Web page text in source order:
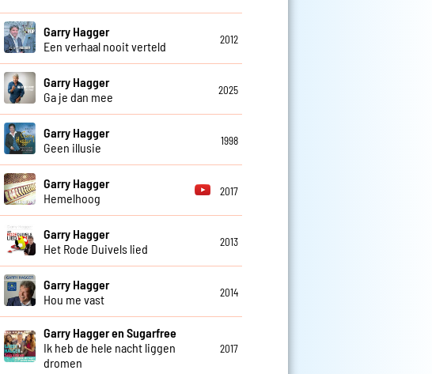
Garry Hagger
Een verhaal nooit verteld
2012
Garry Hagger
Ga je dan mee
2025
Garry Hagger
Geen illusie
1998
Garry Hagger
Hemelhoog
2017
Garry Hagger
Het Rode Duivels lied
2013
Garry Hagger
Hou me vast
2014
Garry Hagger en Sugarfree
Ik heb de hele nacht liggen
dromen
2017